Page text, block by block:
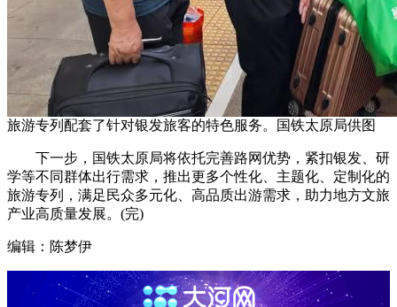
旅游专列配套了针对银发旅客的特色服务。国铁太原局供图
下一步，国铁太原局将依托完善路网优势，紧扣银发、研
学等不同群体出行需求，推出更多个性化、主题化、定制化的
旅游专列，满足民众多元化、高品质出游需求，助力地方文旅
产业高质量发展。(完)
编辑：陈梦伊